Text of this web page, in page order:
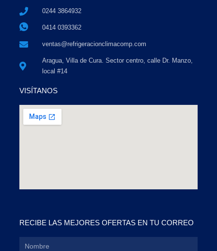
0244 3864932
0414 0393362
ventas@refrigeracionclimacomp.com
Aragua, Villa de Cura. Sector centro, calle Dr. Manzo,
local #14
VISÍTANOS
RECIBE LAS MEJORES OFERTAS EN TU CORREO